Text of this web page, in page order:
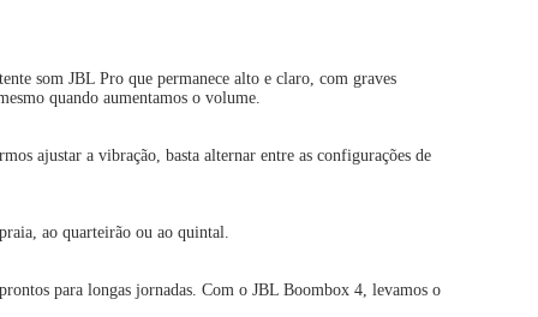
som JBL Pro que permanece alto e claro, com graves
quando aumentamos o volume.
ajustar a vibração, basta alternar entre as configurações de
ao quarteirão ou ao quintal.
para longas jornadas. Com o JBL Boombox 4, levamos o